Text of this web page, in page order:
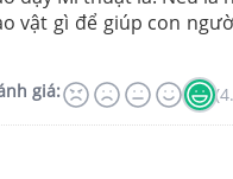
vật gì để giúp con
giá: